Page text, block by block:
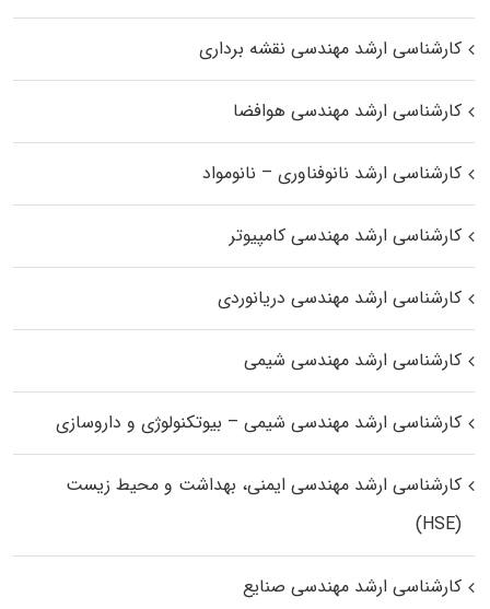
کارشناسی ارشد مهندسی نقشه برداری
کارشناسی ارشد مهندسی هوافضا
کارشناسی ارشد نانوفناوری – نانومواد
کارشناسی ارشد مهندسی کامپیوتر
کارشناسی ارشد مهندسی دریانوردی
کارشناسی ارشد مهندسی شیمی
کارشناسی ارشد مهندسی شیمی – بیوتکنولوژی و داروسازی
کارشناسی ارشد مهندسی ایمنی، بهداشت و محیط زیست
(HSE)
کارشناسی ارشد مهندسی صنایع